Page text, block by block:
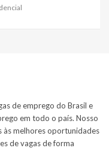
de emprego do Brasil e
em todo o país. Nosso
melhores oportunidades
de vagas de forma